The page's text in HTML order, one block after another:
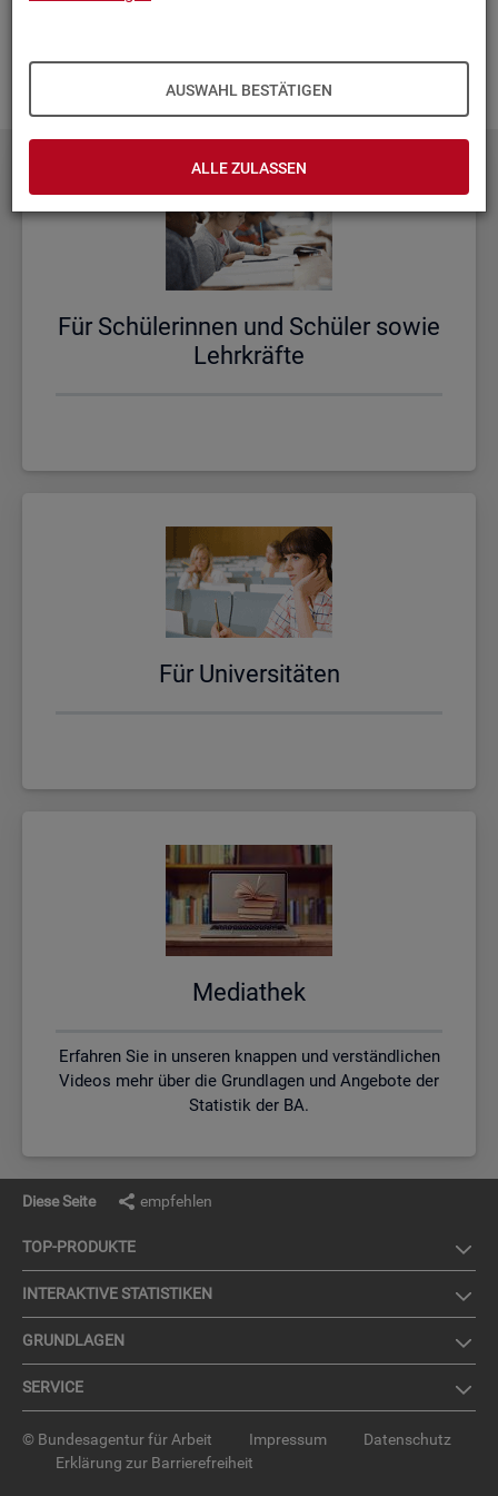
AUSWAHL BESTÄTIGEN
ALLE ZULASSEN
das gern in un­se­re Pla­nun­gen auf.
Für Schü­le­rin­nen und Schü­ler sowie
Lehr­kräf­te
Für Uni­ver­si­tä­ten
Me­dia­thek
Erfahren Sie in unseren knappen und verständlichen
Videos mehr über die Grundlagen und Angebote der
Statistik der BA.
Diese Seite empfehlen
TOP-PRO­DUK­TE
IN­TER­AK­TI­VE STA­TIS­TI­KEN
GRUND­LA­GEN
SER­VICE
© Bundesagentur für Arbeit Impressum
Datenschutz
Erklärung zur Barrierefreiheit